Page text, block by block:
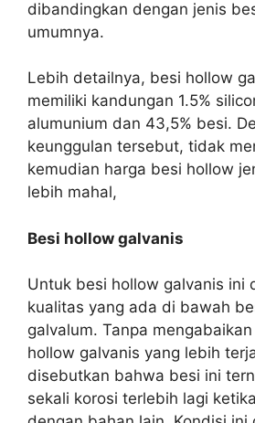
dibandingkan dengan jenis
umumnya.
Lebih detailnya, besi hollow
memiliki kandungan 1.5%
alumunium dan 43,5% besi.
keunggulan tersebut, tidak
kemudian harga besi hollow
lebih mahal,
Besi hollow galvanis
Untuk besi hollow galvanis ini
kualitas yang ada di bawah
galvalum. Tanpa
hollow galvanis yang lebih
disebutkan bahwa besi ini
sekali korosi terlebih lagi